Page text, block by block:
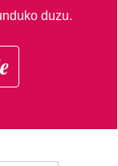
duzu.